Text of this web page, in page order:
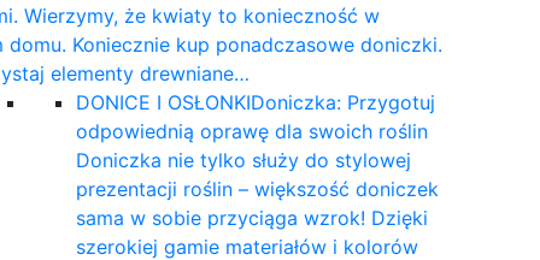
Wierzymy, że kwiaty to konieczność w
domu. Koniecznie kup ponadczasowe doniczki.
elementy drewniane…
DONICE I OSŁONKIDoniczka: Przygotuj
odpowiednią oprawę dla swoich roślin
Doniczka nie tylko służy do stylowej
prezentacji roślin – większość doniczek
sama w sobie przyciąga wzrok! Dzięki
szerokiej gamie materiałów i kolorów